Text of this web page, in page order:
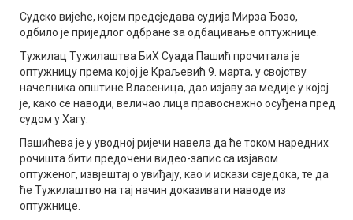
Судско вијеће, којем предсједава судија Мирза Ђозо,
одбило је приједлог одбране за одбацивање оптужнице.
Тужилац Тужилаштва БиХ Суада Пашић прочитала је
оптужницу према којој је Краљевић 9. марта, у својству
начелника општине Власеница, дао изјаву за медије у којој
је, како се наводи, величао лица правоснажно осуђена пред
судом у Хагу.
Пашићева је у уводној ријечи навела да ће током наредних
рочишта бити предочени видео-запис са изјавом
оптуженог, извјештај о увиђају, као и искази свједока, те да
ће Тужилаштво на тај начин доказивати наводе из
оптужнице.